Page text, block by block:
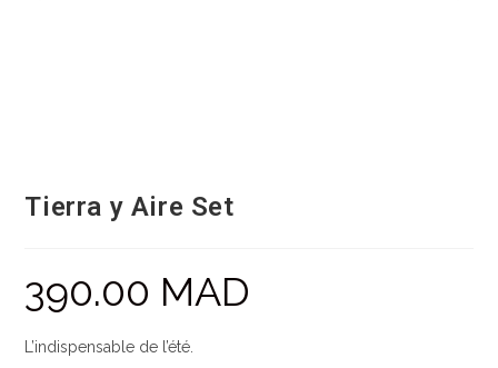
Tierra y Aire Set
390.00 MAD
L’indispensable de l’été.